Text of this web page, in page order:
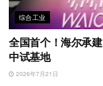
综合工业
全国首个！海尔承
中试基地
2026年7月21日